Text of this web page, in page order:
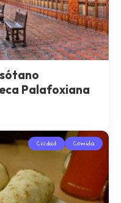
Palafoxiana
Ciudad Comida